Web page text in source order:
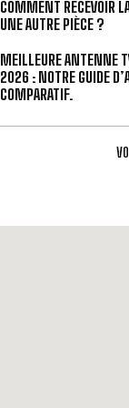
COMMENT RECEVOIR
UNE AUTRE PIÈCE ?
MEILLEURE ANTENNE
2026 : NOTRE GUIDE
COMPARATIF.